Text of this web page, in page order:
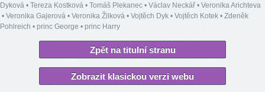
Dyková • Tereza Kostková • Tomáš Plekanec • Václav Neckář • Veronika Arichteva
• Veronika Gajerová • Veronika Žilková • Vojtěch Dyk • Vojtěch Kotek • Zdeněk
Pohlreich • princ George • princ Harry
Zpět na titulní stranu
Zobrazit klasickou verzi webu